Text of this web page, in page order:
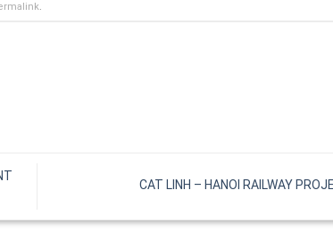
.
CAT LINH – HANOI RAILWAY